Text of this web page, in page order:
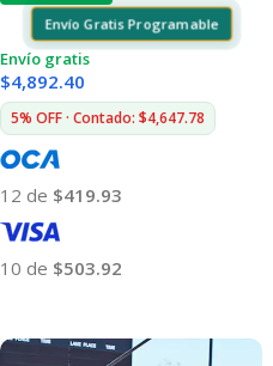
Envío Gratis Programable
Envío gratis
$4,892.40
5% OFF · Contado: $4,647.78
12 de $419.93
10 de $503.92